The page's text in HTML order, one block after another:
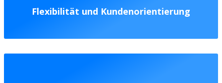
Flexibilität und Kundenorientierung